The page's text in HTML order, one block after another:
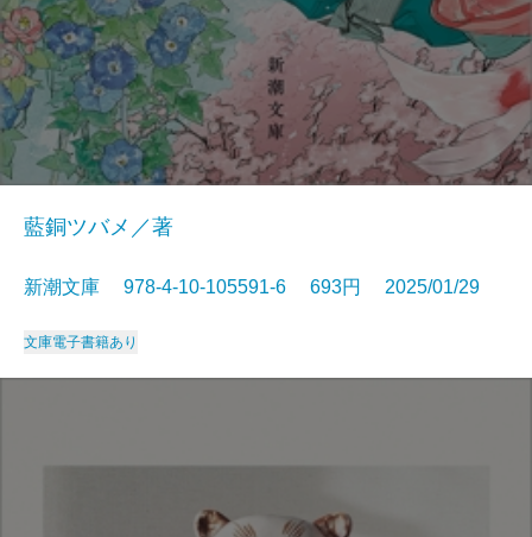
藍銅ツバメ／著
新潮文庫 978-4-10-105591-6 693円 2025/01/29
文庫電子書籍あり